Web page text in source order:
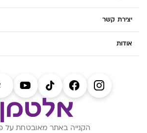
יצירת קשר
אודות
הקנייה באתר מאובטחת על